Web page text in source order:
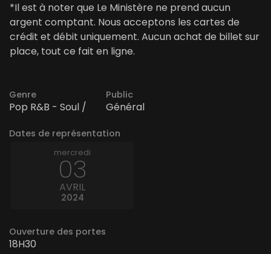
*Il est à noter que Le Ministère ne prend aucun
argent comptant. Nous acceptons les cartes de
crédit et débit uniquement. Aucun achat de billet sur
place, tout ce fait en ligne.
Genre
Pop R&B - Soul /
Public
Général
Dates de représentation
mercredi
03
AVRIL
2024
Ouverture des portes
18H30